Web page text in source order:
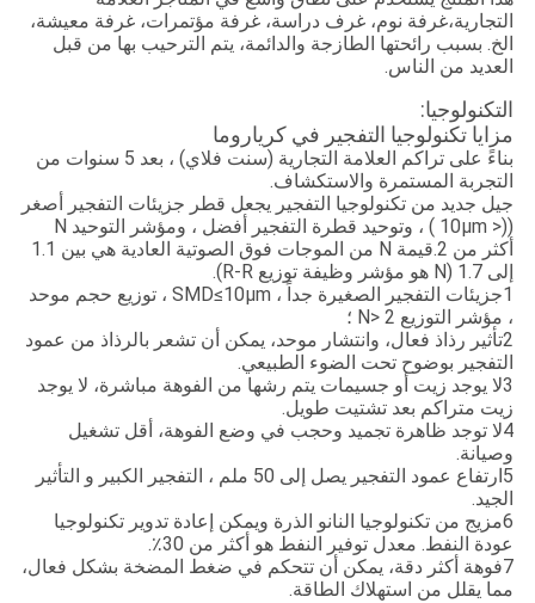
التجارية،غرفة نوم، غرف دراسة، غرفة مؤتمرات، غرفة معيشة،
الخ. بسبب رائحتها الطازجة والدائمة، يتم الترحيب بها من قبل
العديد من الناس.
التكنولوجيا:
مزايا تكنولوجيا التفجير في كرياروما
بناءً على تراكم العلامة التجارية (سنت فلاي) ، بعد 5 سنوات من
التجربة المستمرة والاستكشاف.
جيل جديد من تكنولوجيا التفجير يجعل قطر جزيئات التفجير أصغر
((< 10μm ) ، وتوحيد قطرة التفجير أفضل ، ومؤشر التوحيد N
أكثر من 2.قيمة N من الموجات فوق الصوتية العادية هي بين 1.1
إلى 1.7 (N هو مؤشر وظيفة توزيع R-R).
1جزيئات التفجير الصغيرة جداً ، SMD≤10μm ، توزيع حجم موحد
، مؤشر التوزيع N> 2 ؛
2تأثير رذاذ فعال، وانتشار موحد، يمكن أن تشعر بالرذاذ من عمود
التفجير بوضوح تحت الضوء الطبيعي.
3لا يوجد زيت أو جسيمات يتم رشها من الفوهة مباشرة، لا يوجد
زيت متراكم بعد تشتيت طويل.
4لا توجد ظاهرة تجميد وحجب في وضع الفوهة، أقل تشغيل
وصيانة.
5ارتفاع عمود التفجير يصل إلى 50 ملم ، التفجير الكبير و التأثير
الجيد.
6مزيج من تكنولوجيا النانو الذرة ويمكن إعادة تدوير تكنولوجيا
عودة النفط. معدل توفير النفط هو أكثر من 30٪.
7فوهة أكثر دقة، يمكن أن تتحكم في ضغط المضخة بشكل فعال،
مما يقلل من استهلاك الطاقة.